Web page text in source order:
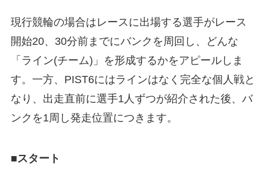
現行競輪の場合はレースに出場する選手がレース
開始20、30分前までにバンクを周回し、どんな
「ライン(チーム)」を形成するかをアピールしま
す。一方、PIST6にはラインはなく完全な個人戦と
なり、出走直前に選手1人ずつが紹介された後、バ
ンクを1周し発走位置につきます。
■スタート